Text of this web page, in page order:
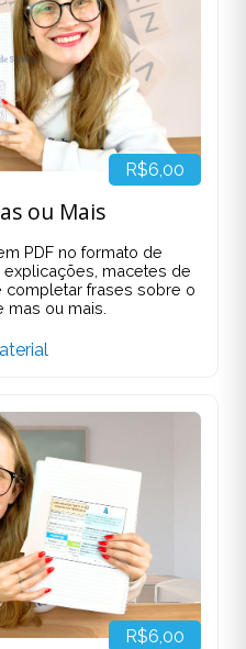
R$6,00
ou Mais
PDF no formato de
macetes de
completar frases sobre o
ou mais.
R$6,00